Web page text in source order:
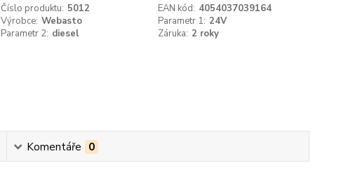
Číslo produktu: 5012 EAN kód: 4054037039164
Výrobce: Webasto Parametr 1: 24V
Parametr 2: diesel Záruka: 2 roky
Komentáře 0